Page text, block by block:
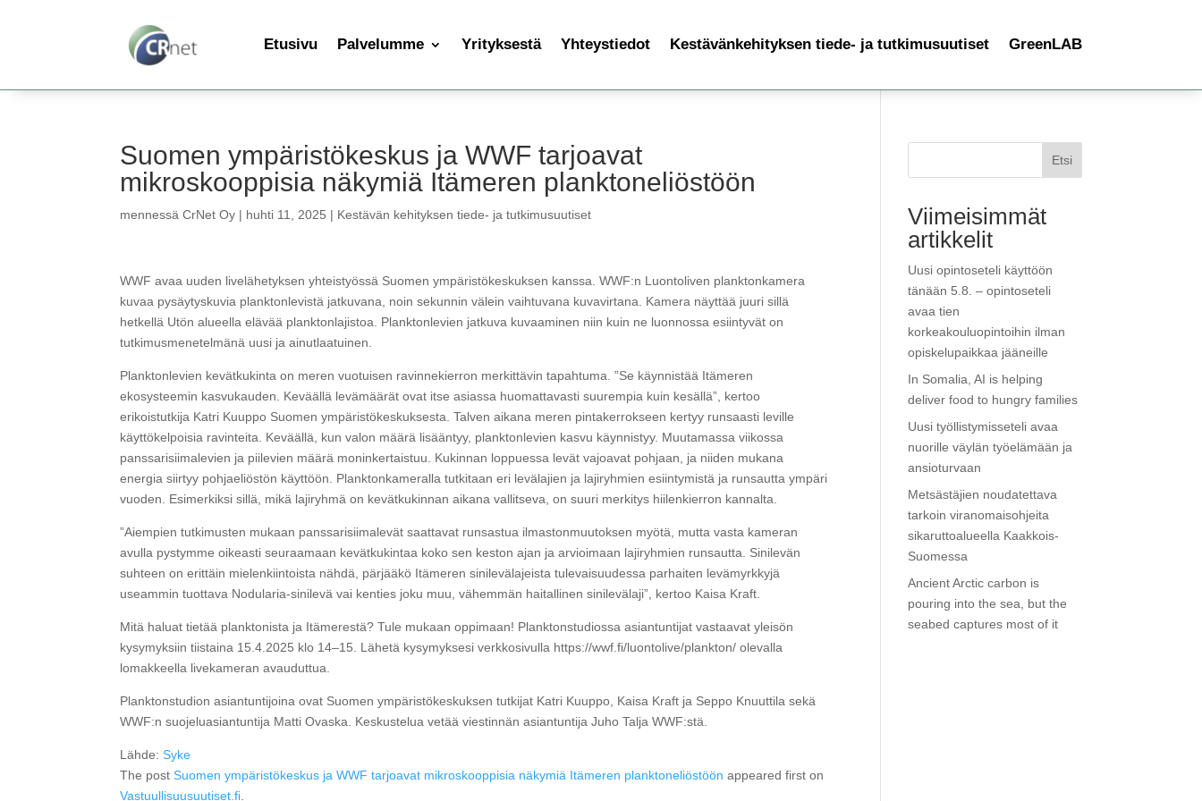
Etusivu Palvelumme Yrityksestä Yhteystiedot Kestävänkehityksen tiede- ja tutkimusuutiset GreenLAB
Suomen ympäristökeskus ja WWF tarjoavat
mikroskooppisia näkymiä Itämeren planktoneliöstöön
mennessäCrNet Oy | huhti 11, 2025 | Kestävän kehityksen tiede- ja tutkimusuutiset
WWF avaa uuden livelähetyksen yhteistyössä Suomen ympäristökeskuksen kanssa. WWF:n Luontoliven planktonkamera
kuvaa pysäytyskuvia planktonlevistä jatkuvana, noin sekunnin välein vaihtuvana kuvavirtana. Kamera näyttää juuri sillä
hetkellä Utön alueella elävää planktonlajistoa. Planktonlevien jatkuva kuvaaminen niin kuin ne luonnossa esiintyvät on
tutkimusmenetelmänä uusi ja ainutlaatuinen.
Planktonlevien kevätkukinta on meren vuotuisen ravinnekierron merkittävin tapahtuma. ”Se käynnistää Itämeren
ekosysteemin kasvukauden. Keväällä levämäärät ovat itse asiassa huomattavasti suurempia kuin kesällä”, kertoo
erikoistutkija Katri Kuuppo Suomen ympäristökeskuksesta. Talven aikana meren pintakerrokseen kertyy runsaasti leville
käyttökelpoisia ravinteita. Keväällä, kun valon määrä lisääntyy, planktonlevien kasvu käynnistyy. Muutamassa viikossa
panssarisiimalevien ja piilevien määrä moninkertaistuu. Kukinnan loppuessa levät vajoavat pohjaan, ja niiden mukana
energia siirtyy pohjaeliöstön käyttöön. Planktonkameralla tutkitaan eri levälajien ja lajiryhmien esiintymistä ja runsautta ympäri
vuoden. Esimerkiksi sillä, mikä lajiryhmä on kevätkukinnan aikana vallitseva, on suuri merkitys hiilenkierron kannalta.
”Aiempien tutkimusten mukaan panssarisiimalevät saattavat runsastua ilmastonmuutoksen myötä, mutta vasta kameran
avulla pystymme oikeasti seuraamaan kevätkukintaa koko sen keston ajan ja arvioimaan lajiryhmien runsautta. Sinilevän
suhteen on erittäin mielenkiintoista nähdä, pärjääkö Itämeren sinilevälajeista tulevaisuudessa parhaiten levämyrkkyjä
useammin tuottava Nodularia-sinilevä vai kenties joku muu, vähemmän haitallinen sinilevälaji”, kertoo Kaisa Kraft.
Mitä haluat tietää planktonista ja Itämerestä? Tule mukaan oppimaan! Planktonstudiossa asiantuntijat vastaavat yleisön
kysymyksiin tiistaina 15.4.2025 klo 14–15. Lähetä kysymyksesi verkkosivulla https://wwf.fi/luontolive/plankton/ olevalla
lomakkeella livekameran avauduttua.
Planktonstudion asiantuntijoina ovat Suomen ympäristökeskuksen tutkijat Katri Kuuppo, Kaisa Kraft ja Seppo Knuuttila sekä
WWF:n suojeluasiantuntija Matti Ovaska. Keskustelua vetää viestinnän asiantuntija Juho Talja WWF:stä.
Lähde: Syke
The postSuomen ympäristökeskus ja WWF tarjoavat mikroskooppisia näkymiä Itämeren planktoneliöstöön appeared first on
Vastuullisuusuutiset.fi
Etsi
Viimeisimmät
artikkelit
Uusi opintoseteli käyttöön
tänään 5.8. – opintoseteli
avaa tien
korkeakouluopintoihin ilman
opiskelupaikkaa jääneille
In Somalia, AI is helping
deliver food to hungry families
Uusi työllistymisseteli avaa
nuorille väylän työelämään ja
ansioturvaan
Metsästäjien noudatettava
tarkoin viranomaisohjeita
sikaruttoalueella Kaakkois-
Suomessa
Ancient Arctic carbon is
pouring into the sea, but the
seabed captures most of it